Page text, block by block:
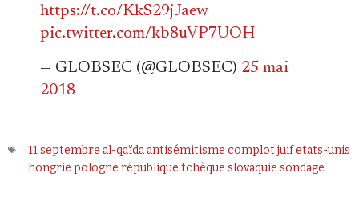
https://t.co/KkS29jJaew
pic.twitter.com/kb8uVP7UOH
— GLOBSEC (@GLOBSEC) 25 mai
2018
11 septembre al-qaïda antisémitisme complot juifetats-unis
hongrie pologne république tchèque slovaquie sondage